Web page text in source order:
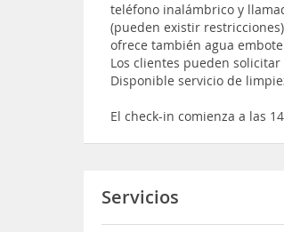
teléfono inalámbrico y
(pueden existir
ofrece también agua
Los clientes pueden
Disponible servicio de
El check-in comienza a las
Servicios